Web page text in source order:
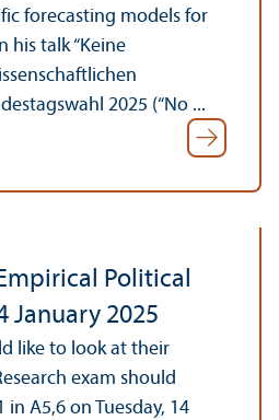
forecasting models for
his talk “Keine
2025 (“No ...
Political
January 2025
like to look at their
exam should
A5,6 on Tuesday, 14